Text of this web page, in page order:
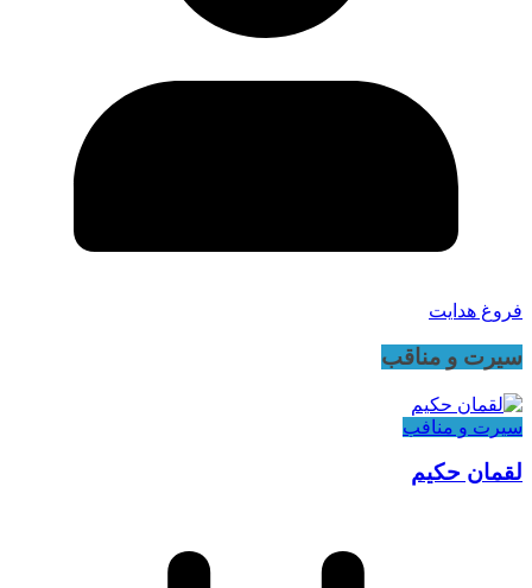
فروغ هدایت
سیرت و مناقب
سیرت و منافب
لقمان حکیم